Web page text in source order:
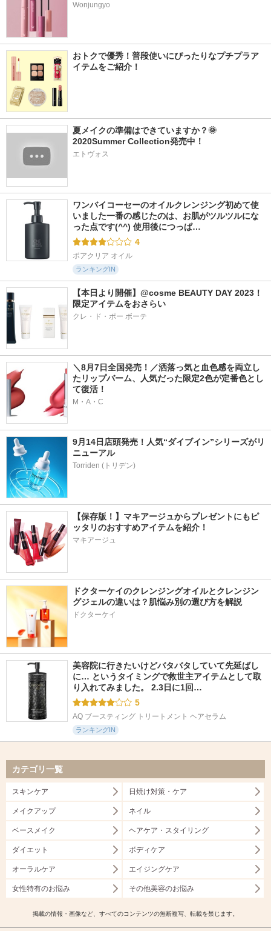
Wonjungyo
おトクで優秀！普段使いにぴったりなプチプラア
イテムをご紹介！
夏メイクの準備はできていますか？🌞
2020Summer Collection発売中！
エトヴォス
ワンバイコーセーのオイルクレンジング初めて使
いました一番の感じたのは、お肌がツルツルにな
った点です(^^) 使用後につっぱ…
4
ポアクリア オイル
ランキングIN
【本日より開催】@cosme BEAUTY DAY 2023！
限定アイテムをおさらい
クレ・ド・ポー ボーテ
＼8月7日全国発売！／洒落っ気と血色感を両立し
たリップバーム、人気だった限定2色が定番色とし
て復活！
M・A・C
9月14日店頭発売！人気“ダイブイン”シリーズがリ
ニューアル
【保存版！】マキアージュからプレゼントにもピ
ッタリのおすすめアイテムを紹介！
マキアージュ
ドクターケイのクレンジングオイルとクレンジン
グジェルの違いは？肌悩み別の選び方を解説
ドクターケイ
美容院に行きたいけどバタバタしていて先延ばし
に… というタイミングで救世主アイテムとして取
り入れてみました。 2.3日に1回…
5
AQ ブースティング トリートメント ヘアセラム
ランキングIN
カテゴリ一覧
スキンケア 日焼け対策・ケア
メイクアップ ネイル
ベースメイク ヘアケア・スタイリング
ダイエット ボディケア
オーラルケア エイジングケア
女性特有のお悩み その他美容のお悩み
掲載の情報・画像など、すべてのコンテンツの無断複写、転載を禁じます。